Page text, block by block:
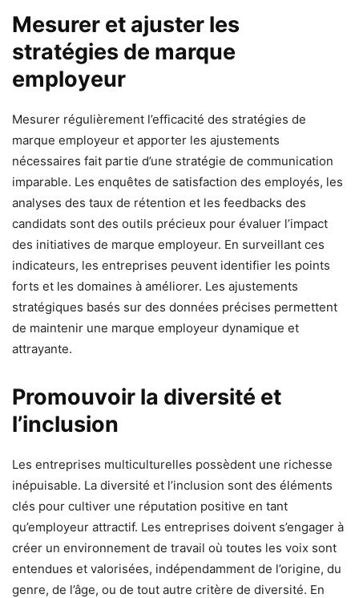
Mesurer et ajuster les
stratégies de marque
employeur
Mesurer régulièrement l’efficacité des stratégies de
marque employeur et apporter les ajustements
nécessaires fait partie d’une stratégie de communication
imparable. Les enquêtes de satisfaction des employés, les
analyses des taux de rétention et les feedbacks des
candidats sont des outils précieux pour évaluer l’impact
des initiatives de marque employeur. En surveillant ces
indicateurs, les entreprises peuvent identifier les points
forts et les domaines à améliorer. Les ajustements
stratégiques basés sur des données précises permettent
de maintenir une marque employeur dynamique et
attrayante.
Promouvoir la diversité et
l’inclusion
Les entreprises multiculturelles possèdent une richesse
inépuisable. La diversité et l’inclusion sont des éléments
clés pour cultiver une réputation positive en tant
qu’employeur attractif. Les entreprises doivent s’engager à
créer un environnement de travail où toutes les voix sont
entendues et valorisées, indépendamment de l’origine, du
genre, de l’âge, ou de tout autre critère de diversité. En